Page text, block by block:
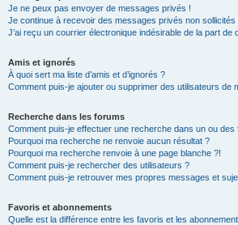
Je ne peux pas envoyer de messages privés !
Je continue à recevoir des messages privés non sollicités
J’ai reçu un courrier électronique indésirable de la part de
Amis et ignorés
À quoi sert ma liste d’amis et d’ignorés ?
Comment puis-je ajouter ou supprimer des utilisateurs de
Recherche dans les forums
Comment puis-je effectuer une recherche dans un ou des
Pourquoi ma recherche ne renvoie aucun résultat ?
Pourquoi ma recherche renvoie à une page blanche ?!
Comment puis-je rechercher des utilisateurs ?
Comment puis-je retrouver mes propres messages et
Favoris et abonnements
Quelle est la différence entre les favoris et les